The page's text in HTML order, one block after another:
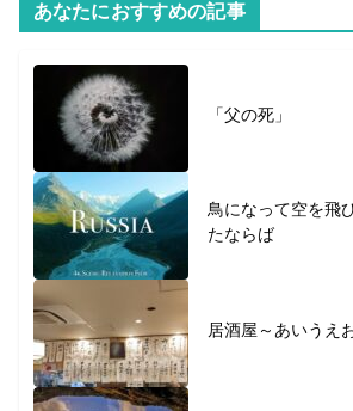
あなたにおすすめの記事
「父の死」
鳥になって空を飛
たならば
居酒屋～あいうえ